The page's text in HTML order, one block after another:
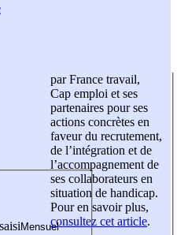
par France travail,
Cap emploi et ses
partenaires pour ses
actions concrètes en
faveur du recrutement,
de l’intégration et de
l’accompagnement de
ses collaborateurs en
situation de handicap.
Pour en savoir plus,
consultez cet article.